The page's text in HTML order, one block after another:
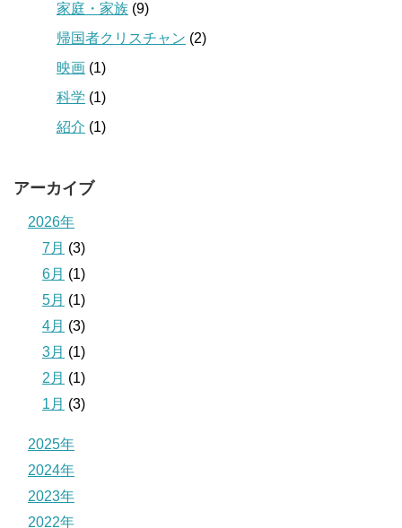
家庭・家族 (9)
帰国者クリスチャン (2)
映画 (1)
科学 (1)
紹介 (1)
アーカイブ
2026年
7月 (3)
6月 (1)
5月 (1)
4月 (3)
3月 (1)
2月 (1)
1月 (3)
2025年
2024年
2023年
2022年